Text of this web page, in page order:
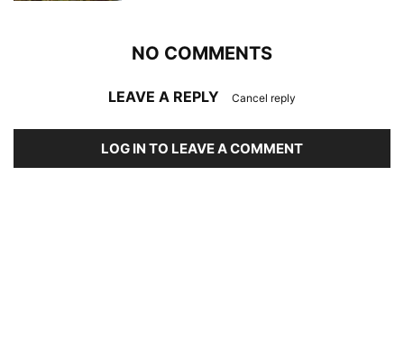
NO COMMENTS
LEAVE A REPLY Cancel reply
LOG IN TO LEAVE A COMMENT